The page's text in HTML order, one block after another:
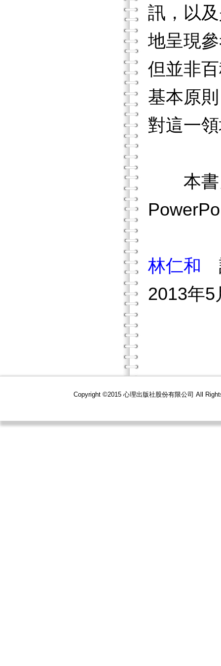
訊，以
地呈現
但並非
基本原
對這一
本書另
林仁和
2013年5
Copyright ©2015 心理出版社股份有限公司 All